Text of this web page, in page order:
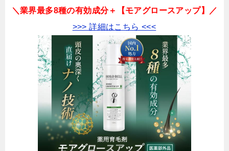
＼業界最多8種の有効成分＋【モアグロースアップ】／
>>> 詳細はこちら <<<